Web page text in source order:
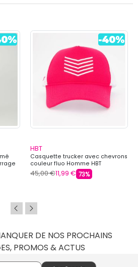
HBT
Casquette trucker avec chevrons
couleur fluo Homme HBT
45,00 €11,99 € 73%
DE NOS PROCHAINS
PROMOS & ACTUS